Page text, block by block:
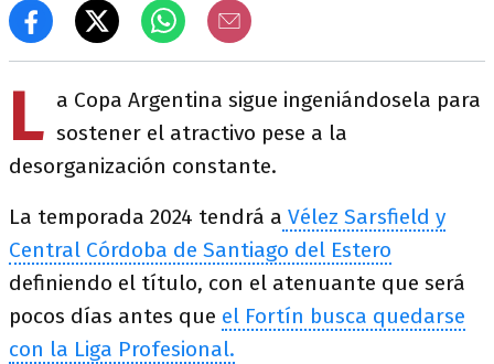
L a Copa Argentina sigue ingeniándosela para
sostener el atractivo pese a la
desorganización constante.
La temporada 2024 tendrá a Vélez Sarsfield y
Central Córdoba de Santiago del Estero
definiendo el título, con el atenuante que será
pocos días antes que el Fortín busca quedarse
con la Liga Profesional.